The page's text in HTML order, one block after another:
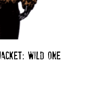
WILD ONE